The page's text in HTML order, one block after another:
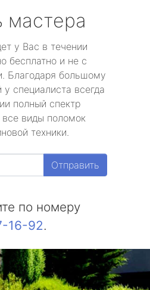
мастера
у Вас в течении
бесплатно и не с
Благодаря большому
специалиста всегда
полный спектр
виды поломок
техники.
Отправить
по номеру
16-92.